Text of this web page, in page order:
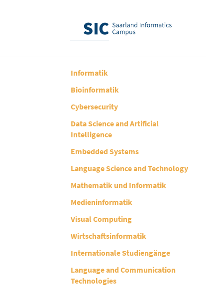
Informatik
Bioinformatik
Cybersecurity
Data Science and Artificial
Intelligence
Embedded Systems
Language Science and Technology
Mathematik und Informatik
Medieninformatik
Visual Computing
Wirtschaftsinformatik
Internationale Studiengänge
Language and Communication
Technologies